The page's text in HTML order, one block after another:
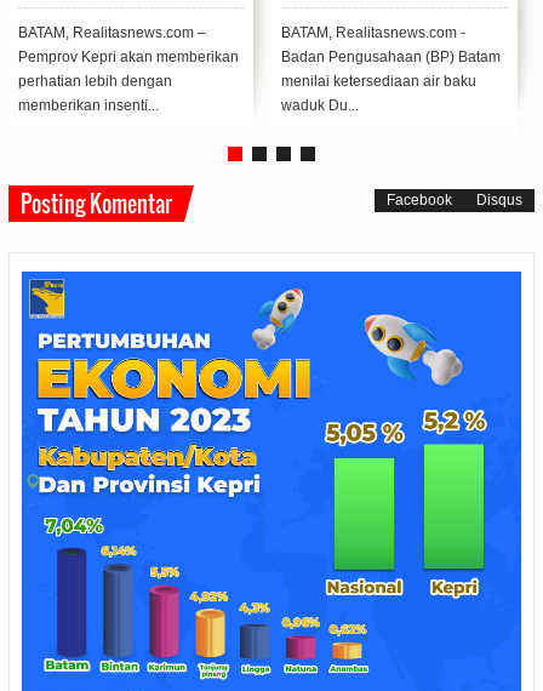
Menangani Pasien Covid-19
Didukung DPRD Kepri
BATAM, Realitasnews.com –
Pemprov Kepri akan memberikan
perhatian lebih dengan
memberikan insenti...
BATAM, Realitasnews.com -
Badan Pengusahaan (BP) Batam
menilai ketersediaan air baku
waduk Du...
Posting Komentar Facebook Disqus